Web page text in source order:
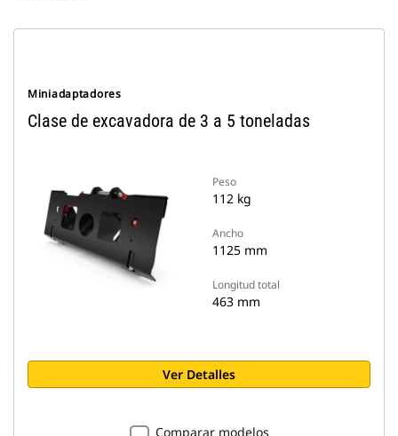
Miniadaptadores
Clase de excavadora de 3 a 5 toneladas
Peso
112 kg
Ancho
1125 mm
Longitud total
463 mm
Ver Detalles
Comparar modelos